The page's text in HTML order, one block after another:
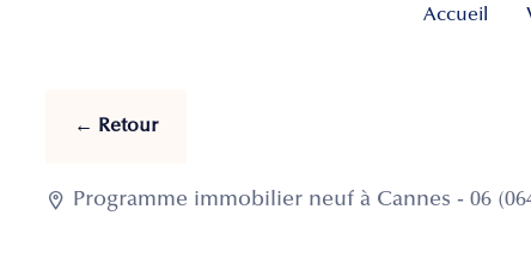
Accueil
← Retour
 Programme immobilier neuf à Cannes - 06